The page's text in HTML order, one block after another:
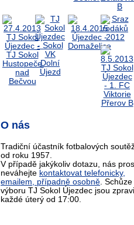
O nás
Tradiční účastník fotbalových
od roku 1957.
V případě jakýkoliv dotazu, nás
neváhejte kontaktovat telefonicky,
emailem, případně osobně. Schůze
výboru TJ Sokol Újezdec jsou
každé úterý od 17:00.